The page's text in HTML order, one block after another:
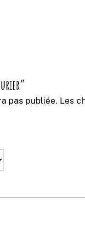
pas publiée. Les